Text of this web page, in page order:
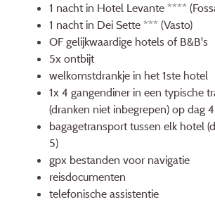
1 nacht in Hotel Levante ****
1 nacht in Dei Sette *** (Vasto)
OF gelijkwaardige hotels of B&B's
5x ontbijt
welkomstdrankje in het 1ste hotel
1x 4 gangendiner in een typische
(dranken niet inbegrepen) op dag 4
bagagetransport tussen elk hotel
5)
gpx bestanden voor navigatie
reisdocumenten
telefonische assistentie